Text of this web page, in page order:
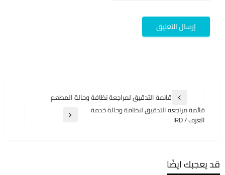
المقالات
المقالة
السابقة
قائمة التدقيق لمراجعة نظافة وحالة المطعم
المقالة
قائمة مراجعة التدقيق لنظافة وحالة خدمة
الغرف / IRD
قد يعجبك ايضًا